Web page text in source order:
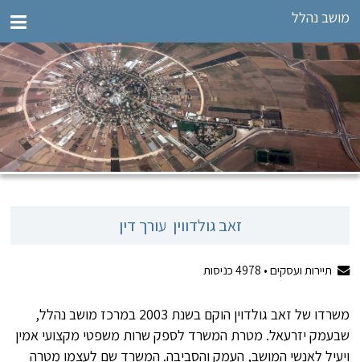
מושב נהלל
זאב גולדווין  עורך דין
תיירות ועסקים • 4978כניסות
משרדו של זאב גולדוין הוקם בשנת 2003 במרכז מושב נהלל,
שבעמק יזרעאל. מטרת המשרד לספק שרות משפטי מקצועי אמין
ויעיל לאנשי המושב, העמק והסביבה. המשרד שם לעצמו מטרה